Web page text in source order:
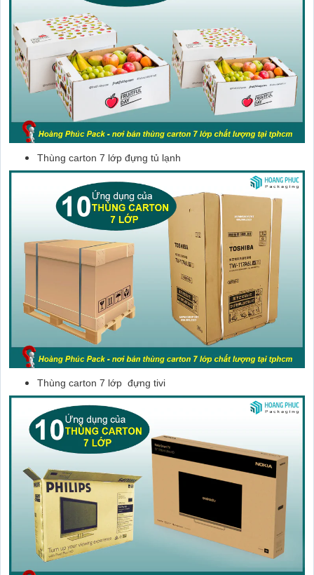
Thùng carton 7 lớp đựng tủ lạnh
Thùng carton 7 lớp đựng tivi